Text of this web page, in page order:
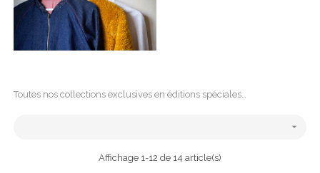
Toutes nos collections exclusives en éditions spéciales…

Affichage 1-12 de 14 article(s)